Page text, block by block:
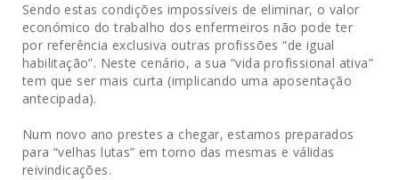
Sendo estas condições impossíveis de eliminar, o valor
económico do trabalho dos enfermeiros não pode ter
por referência exclusiva outras profissões “de igual
habilitação”. Neste cenário, a sua “vida profissional ativa”
tem que ser mais curta (implicando uma aposentação
antecipada).
Num novo ano prestes a chegar, estamos preparados
para “velhas lutas” em torno das mesmas e válidas
reivindicações.